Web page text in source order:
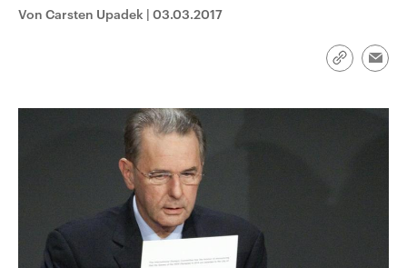
und Hintergründe zu den Parteien
und Kandidaten der anstehenden
Sendungen Programm
Von Carsten Upadek | 03.03.2017
Link